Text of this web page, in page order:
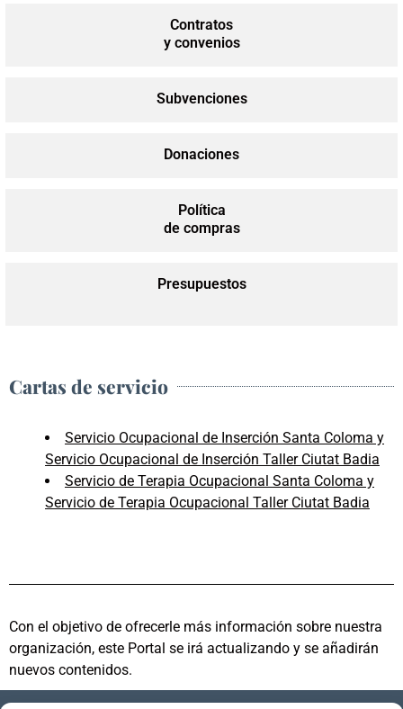
Contratos
y convenios
Subvenciones
Donaciones
Política
de compras
Presupuestos
Cartas de servicio
Servicio Ocupacional de Inserción Santa Coloma y
Servicio Ocupacional de Inserción Taller Ciutat Badia
Servicio de Terapia Ocupacional Santa Coloma y
Servicio de Terapia Ocupacional Taller Ciutat Badia
Con el objetivo de ofrecerle más información sobre nuestra
organización, este Portal se irá actualizando y se añadirán
nuevos contenidos.